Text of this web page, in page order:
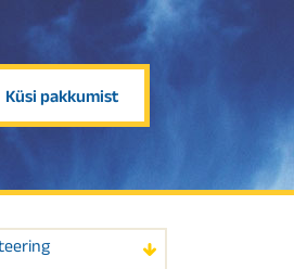
Küsi pakkumist